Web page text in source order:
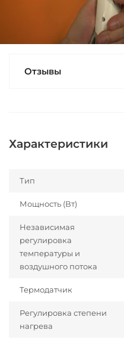
Отзывы
Характеристики
Тип
Мощность (Вт)
Независимая
регулировка
температуры и
воздушного потока
Термодатчик
Регулировка степени
нагрева